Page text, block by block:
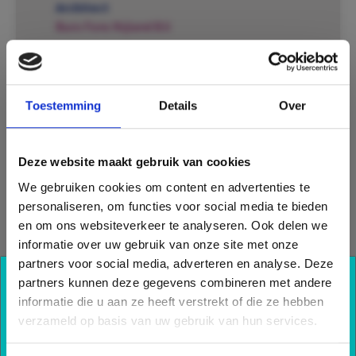
Toestemming Details Over
Deze website maakt gebruik van cookies
We gebruiken cookies om content en advertenties te
personaliseren, om functies voor social media te bieden
en om ons websiteverkeer te analyseren. Ook delen we
informatie over uw gebruik van onze site met onze
partners voor social media, adverteren en analyse. Deze
partners kunnen deze gegevens combineren met andere
informatie die u aan ze heeft verstrekt of die ze hebben
verzameld op basis van uw gebruik van hun services.
Architect
Oplevering
December 2010
Nieuwbouw
Met name vanwege een tekort aan
opslagruimte, werd in 2010 het gloednieuwe
kantoor van ClimaRad gebouwd aan de
Lübeckstraat te Oldenzaal. Het gebouw
omvat 10 kantoren alsmede andere ruimtes
zoals o.a. een kantine, een testruimte, een
Ook profiteren van onze
kennis?